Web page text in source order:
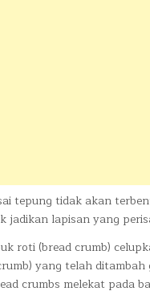
tepung tidak akan
jadikan lapisan yang
roti (bread crumb)
yang telah
crumbs melekat pada